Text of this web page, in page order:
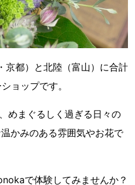
都）と北陸（富山）に合計
ョップです。
めまぐるしく過ぎる日々の
かみのある雰囲気やお花で
で体験してみませんか？